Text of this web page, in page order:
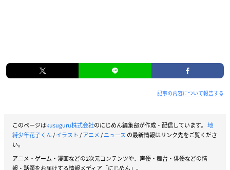
記事の内容について報告する
このページはkusuguru株式会社のにじめん編集部が作成・配信しています。 地
縛少年花子くん/イラスト /アニメ/ニュース の最新情報はリンク先をご覧くださ
い。
アニメ・ゲーム・漫画などの2次元コンテンツや、声優・舞台・俳優などの情
報・話題をお届けする情報メディア「にじめん」。